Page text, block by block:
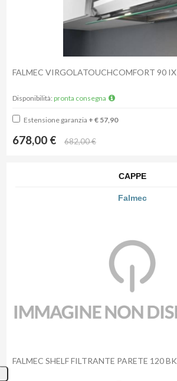
FALMEC VIRGOLATOUCHCOMFORT 90 IX
Disponibilità: pronta consegna
Estensione garanzia + € 57,90
678,00 € 682,00 €
CAPPE
Falmec
FALMEC SHELF FILTRANTE PARETE 120 BK